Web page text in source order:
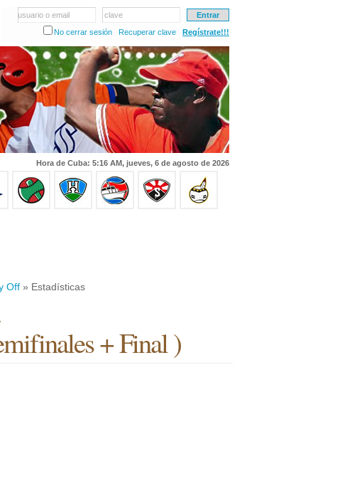
usuario o email
clave
No cerrar sesión
Recuperar clave Regístrate!!!
Hora de Cuba: 5:16 AM, jueves, 6 de agosto de 2026
Off » Estadísticas
+ Final )